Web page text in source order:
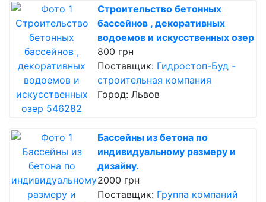
Строительство бетонных
бассейнов , декоративных
водоемов и искусственных озер
800 грн
Поставщик: Гидростоп-Буд -
строительная компания
Город: Львов
Бассейны из бетона по
индивидуальному размеру и
дизайну.
2000 грн
Поставщик: Группа компаний